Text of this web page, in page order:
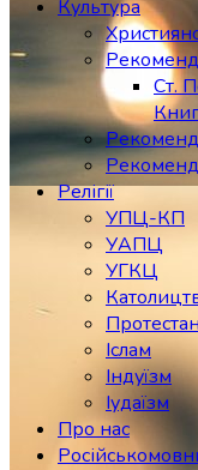
Культура
Ст.
Релігії
УПЦ-КП
УАПЦ
УГКЦ
Іслам
Індуїзм
Іудаїзм
Про нас